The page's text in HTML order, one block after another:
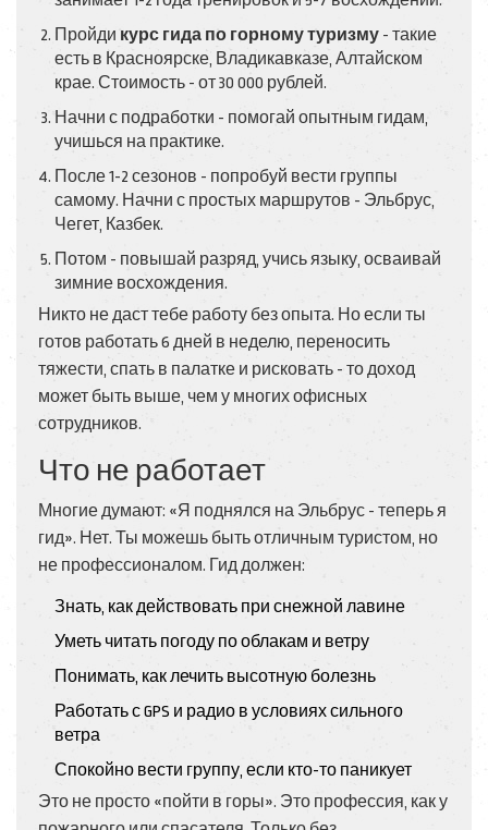
Пройди курс гида по горному туризму - такие
есть в Красноярске, Владикавказе, Алтайском
крае. Стоимость - от 30 000 рублей.
Начни с подработки - помогай опытным гидам,
учишься на практике.
После 1-2 сезонов - попробуй вести группы
самому. Начни с простых маршрутов - Эльбрус,
Чегет, Казбек.
Потом - повышай разряд, учись языку, осваивай
зимние восхождения.
Никто не даст тебе работу без опыта. Но если ты
готов работать 6 дней в неделю, переносить
тяжести, спать в палатке и рисковать - то доход
может быть выше, чем у многих офисных
сотрудников.
Что не работает
Многие думают: «Я поднялся на Эльбрус - теперь я
гид». Нет. Ты можешь быть отличным туристом, но
не профессионалом. Гид должен:
Знать, как действовать при снежной лавине
Уметь читать погоду по облакам и ветру
Понимать, как лечить высотную болезнь
Работать с GPS и радио в условиях сильного
ветра
Спокойно вести группу, если кто-то паникует
Это не просто «пойти в горы». Это профессия, как у